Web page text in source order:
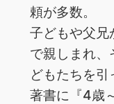
頼が多数。
子どもや父兄
で親しまれ
どもたちを引
著書に『4歳